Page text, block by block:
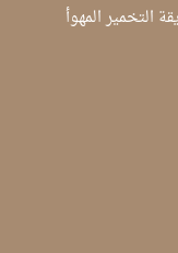
التخمير المهوأ